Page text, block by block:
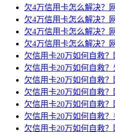
欠4万信用卡怎么解决？
欠4万信用卡怎么解决？
欠4万信用卡怎么解决？
欠4万信用卡怎么解决？
欠信用卡20万如何自救
欠信用卡20万如何自救
欠信用卡20万如何自救
欠信用卡20万如何自救
欠信用卡20万如何自救
欠信用卡20万如何自救？
欠信用卡20万如何自救？